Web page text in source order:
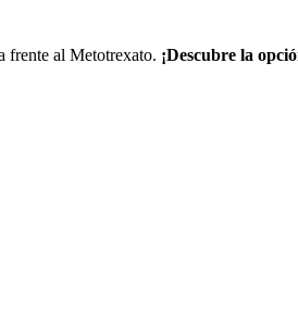
frente al Metotrexato. ¡Descubre la